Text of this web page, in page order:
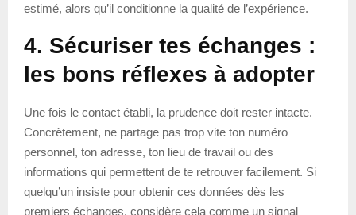
estimé, alors qu’il conditionne la qualité de l’expérience.
4. Sécuriser tes échanges :
les bons réflexes à adopter
Une fois le contact établi, la prudence doit rester intacte.
Concrètement, ne partage pas trop vite ton numéro
personnel, ton adresse, ton lieu de travail ou des
informations qui permettent de te retrouver facilement. Si
quelqu’un insiste pour obtenir ces données dès les
premiers échanges, considère cela comme un signal